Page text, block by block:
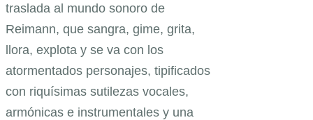
traslada al mundo sonoro de
Reimann, que sangra, gime, grita,
llora, explota y se va con los
atormentados personajes, tipificados
con riquísimas sutilezas vocales,
armónicas e instrumentales y una